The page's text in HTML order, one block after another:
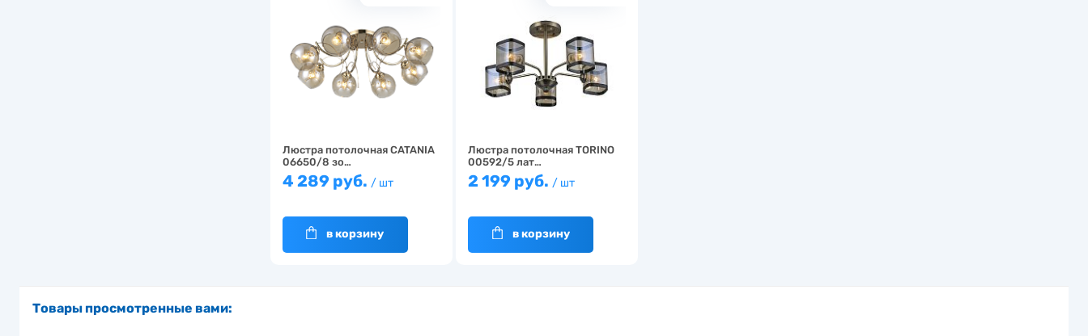
Люстра потолочная CATANIA
06650/8 зо…
4 289 руб. / шт
в корзину
Люстра потолочная TORINO
00592/5 лат…
2 199 руб. / шт
в корзину
Товары просмотренные вами: